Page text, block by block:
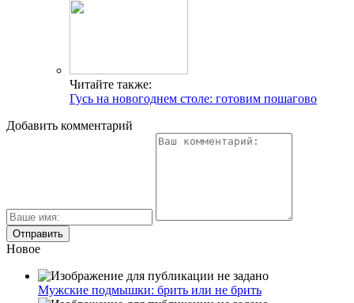
Читайте также:
Гусь на новогоднем столе: готовим пошагово
Добавить комментарий
Новое
Мужские подмышки: брить или не брить